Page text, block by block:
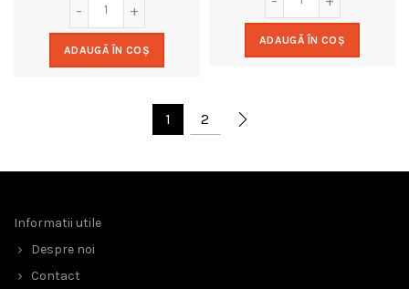
ADAUGĂ ÎN COȘ
ADAUGĂ ÎN COȘ
1 2
Informatii utile
Despre noi
Contact